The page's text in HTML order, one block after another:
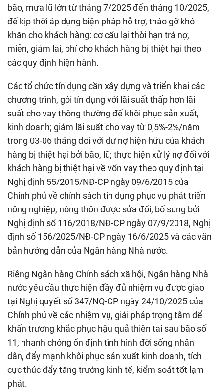
bão, mưa lũ lớn từ tháng 7/2025 đến tháng 10/2025,
để kịp thời áp dụng biện pháp hỗ trợ, tháo gỡ khó
khăn cho khách hàng: cơ cấu lại thời hạn trả nợ,
miễn, giảm lãi, phí cho khách hàng bị thiệt hại theo
các quy định hiện hành.
Các tổ chức tín dụng cần xây dựng và triển khai các
chương trình, gói tín dụng với lãi suất thấp hơn lãi
suất cho vay thông thường để khôi phục sản xuất,
kinh doanh; giảm lãi suất cho vay từ 0,5%-2%/năm
trong 03-06 tháng đối với dư nợ hiện hữu của khách
hàng bị thiệt hại bởi bão, lũ; thực hiện xử lý nợ đối với
khách hàng bị thiệt hại về vốn vay theo quy định tại
Nghị định 55/2015/NĐ-CP ngày 09/6/2015 của
Chính phủ về chính sách tín dụng phục vụ phát triển
nông nghiệp, nông thôn được sửa đổi, bổ sung bởi
Nghị định số 116/2018/NĐ-CP ngày 07/9/2018, Nghị
định số 156/2025/NĐ-CP ngày 16/6/2025 và các văn
bản hướng dẫn của Ngân hàng Nhà nước.
Riêng Ngân hàng Chính sách xã hội, Ngân hàng Nhà
nước yêu cầu thực hiện đầy đủ nhiệm vụ được giao
tại Nghị quyết số 347/NQ-CP ngày 24/10/2025 của
Chính phủ về các nhiệm vụ, giải pháp trọng tâm để
khẩn trương khắc phục hậu quả thiên tai sau bão số
11, nhanh chóng ổn định tình hình đời sống nhân
dân, đẩy mạnh khôi phục sản xuất kinh doanh, tích
cực thúc đẩy tăng trưởng kinh tế, kiểm soát tốt lạm
phát.